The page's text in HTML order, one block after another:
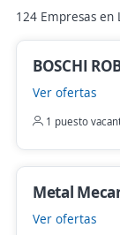
124 Empresas en
BOSCHI
Ver ofertas
1 puesto
Metal
Ver ofertas